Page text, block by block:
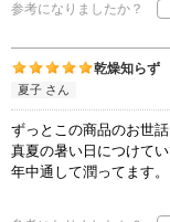
参考になりましたか？
乾燥知らず
夏子 さん
ずっとこの商品のお世話
真夏の暑い日につけて
年中通して潤ってます。